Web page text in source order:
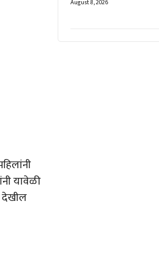
यावेळी
देखील
August 8, 2026